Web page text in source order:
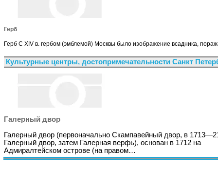
Герб
Герб С XIV в. гербом (эмблемой) Москвы было изображение всадника,
Культурные центры, достопримечательности Санкт
Галерный двор
Галерный двор (первоначально Скампавейный двор, в
Галерный двор, затем Галерная верфь), основан в 1712 на
Адмиралтейском острове (на правом…